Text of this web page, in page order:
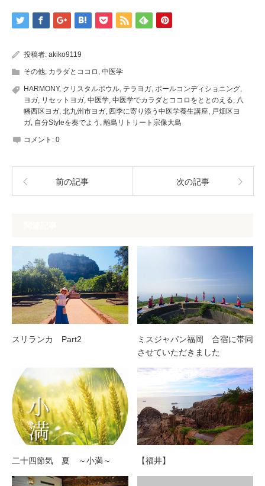
投稿者: akiko9119
その他, カラダとココロ , 中医学
HARMONY, クリスタルボウル, テラヨガ, ポールコンディショニング,
ヨガ, リセットヨガ, 中医学, 中医学でカラダとココロをととのえる, 八
幡西区ヨガ, 北九州市ヨガ, 四季に寄り添う中医学養生講座, 戸畑区ヨ
ガ, 自分Styleを奏でよう , 離島リトリート宗像大島
コメント: 0
前の記事 次の記事
スリランカ Part2
ミスジャパン福岡 合宿に帯同
させていただきました
二十四節気 夏 ～小満～ 【福井】